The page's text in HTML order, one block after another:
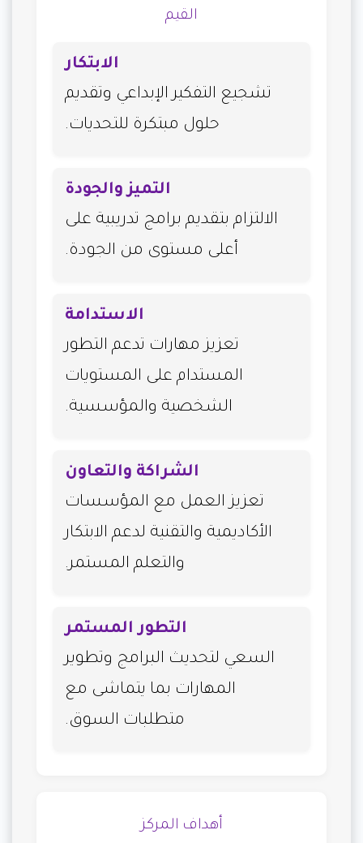
القيم
الابتكار
تشجيع التفكير الإبداعي وتقديم
حلول مبتكرة للتحديات.
التميز والجودة
الالتزام بتقديم برامج تدريبية على
أعلى مستوى من الجودة.
الاستدامة
تعزيز مهارات تدعم التطور
المستدام على المستويات
الشخصية والمؤسسية.
الشراكة والتعاون
تعزيز العمل مع المؤسسات
الأكاديمية والتقنية لدعم الابتكار
والتعلم المستمر.
التطور المستمر
السعي لتحديث البرامج وتطوير
المهارات بما يتماشى مع
متطلبات السوق.
أهداف المركز